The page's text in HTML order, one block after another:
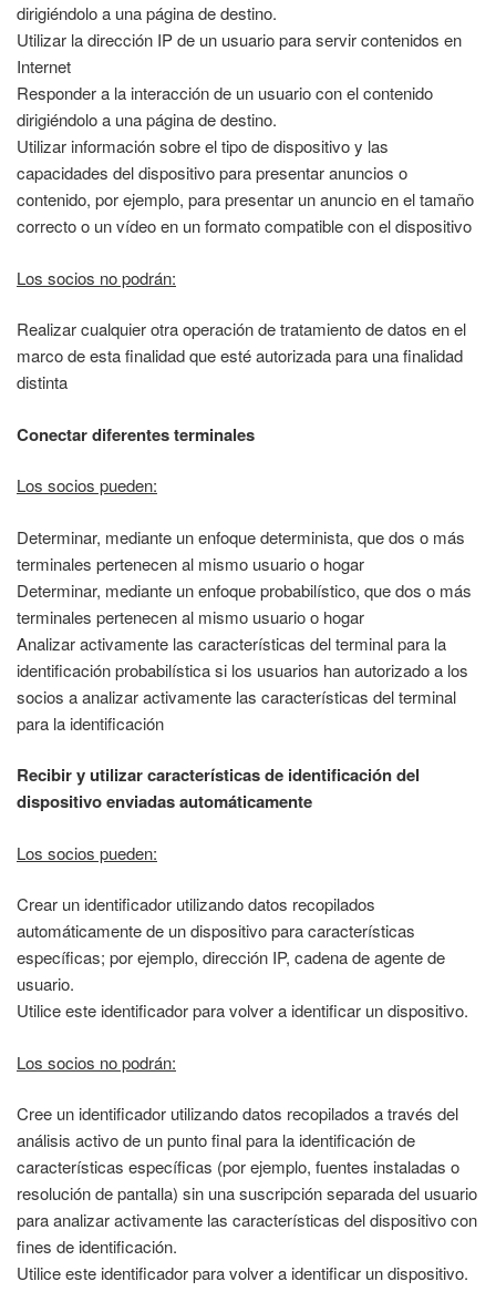
dirigiéndolo a una página de destino.
Utilizar la dirección IP de un usuario para servir contenidos en
Internet
Responder a la interacción de un usuario con el contenido
dirigiéndolo a una página de destino.
Utilizar información sobre el tipo de dispositivo y las
capacidades del dispositivo para presentar anuncios o
contenido, por ejemplo, para presentar un anuncio en el tamaño
correcto o un vídeo en un formato compatible con el dispositivo
Los socios no podrán:
Realizar cualquier otra operación de tratamiento de datos en el
marco de esta finalidad que esté autorizada para una finalidad
distinta
Conectar diferentes terminales
Los socios pueden:
Determinar, mediante un enfoque determinista, que dos o más
terminales pertenecen al mismo usuario o hogar
Determinar, mediante un enfoque probabilístico, que dos o más
terminales pertenecen al mismo usuario o hogar
Analizar activamente las características del terminal para la
identificación probabilística si los usuarios han autorizado a los
socios a analizar activamente las características del terminal
para la identificación
Recibir y utilizar características de identificación del
dispositivo enviadas automáticamente
Los socios pueden:
Crear un identificador utilizando datos recopilados
automáticamente de un dispositivo para características
específicas; por ejemplo, dirección IP, cadena de agente de
usuario.
Utilice este identificador para volver a identificar un dispositivo.
Los socios no podrán:
Cree un identificador utilizando datos recopilados a través del
análisis activo de un punto final para la identificación de
características específicas (por ejemplo, fuentes instaladas o
resolución de pantalla) sin una suscripción separada del usuario
para analizar activamente las características del dispositivo con
fines de identificación.
Utilice este identificador para volver a identificar un dispositivo.